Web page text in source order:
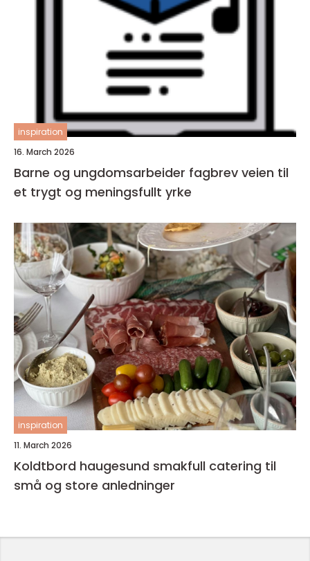
inspiration
16. March 2026
Barne og ungdomsarbeider fagbrev veien til
et trygt og meningsfullt yrke
inspiration
11. March 2026
Koldtbord haugesund smakfull catering til
små og store anledninger